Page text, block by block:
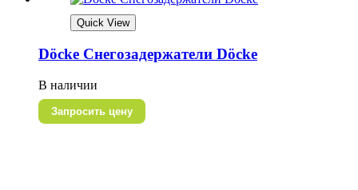
Quick View
Döcke Снегозадержатели Döcke
В наличии
Запросить цену